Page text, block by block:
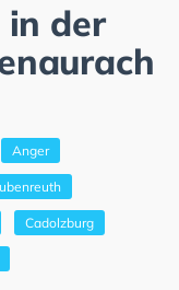
in der
Anger
Cadolzburg